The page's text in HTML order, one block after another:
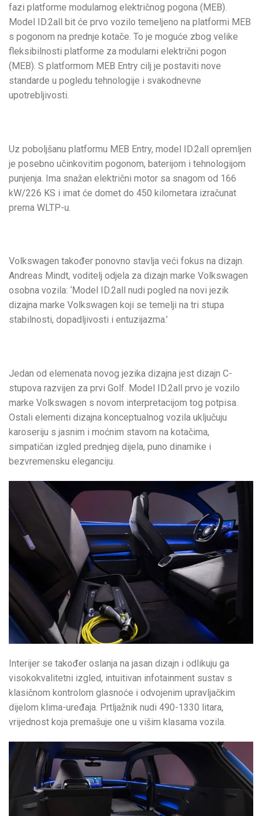
fazi platforme modularnog električnog pogona (MEB).
Model ID.2all bit će prvo vozilo temeljeno na platformi MEB
s pogonom na prednje kotače. To je moguće zbog velike
fleksibilnosti platforme za modularni električni pogon
(MEB). S platformom MEB Entry cilj je postaviti nove
standarde u pogledu tehnologije i svakodnevne
upotrebljivosti.
Uz poboljšanu platformu MEB Entry, model ID.2all opremljen
je posebno učinkovitim pogonom, baterijom i tehnologijom
punjenja. Ima snažan električni motor sa snagom od 166
kW/226 KS i imat će domet do 450 kilometara izračunat
prema WLTP-u.
Volkswagen također ponovno stavlja veći fokus na dizajn.
Andreas Mindt, voditelj odjela za dizajn marke Volkswagen
osobna vozila: ‘Model ID.2all nudi pogled na novi jezik
dizajna marke Volkswagen koji se temelji na tri stupa
stabilnosti, dopadljivosti i entuzijazma.’
Jedan od elemenata novog jezika dizajna jest dizajn C-
stupova razvijen za prvi Golf. Model ID.2all prvo je vozilo
marke Volkswagen s novom interpretacijom tog potpisa.
Ostali elementi dizajna konceptualnog vozila uključuju
karoseriju s jasnim i moćnim stavom na kotačima,
simpatičan izgled prednjeg dijela, puno dinamike i
bezvremensku eleganciju.
Interijer se također oslanja na jasan dizajn i odlikuju ga
visokokvalitetni izgled, intuitivan infotainment sustav s
klasičnom kontrolom glasnoće i odvojenim upravljačkim
dijelom klima-uređaja. Prtljažnik nudi 490-1330 litara,
vrijednost koja premašuje one u višim klasama vozila.